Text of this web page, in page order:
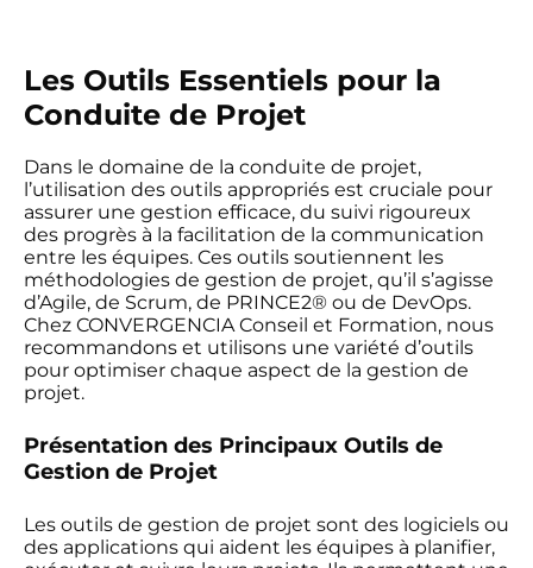
Les Outils Essentiels pour la
Conduite de Projet
Dans le domaine de la conduite de projet,
l’utilisation des outils appropriés est cruciale pour
assurer une gestion efficace, du suivi rigoureux
des progrès à la facilitation de la communication
entre les équipes. Ces outils soutiennent les
méthodologies de gestion de projet, qu’il s’agisse
d’Agile, de Scrum, de PRINCE2® ou de DevOps.
Chez CONVERGENCIA Conseil et Formation, nous
recommandons et utilisons une variété d’outils
pour optimiser chaque aspect de la gestion de
projet.
Présentation des Principaux Outils de
Gestion de Projet
Les outils de gestion de projet sont des logiciels ou
des applications qui aident les équipes à planifier,